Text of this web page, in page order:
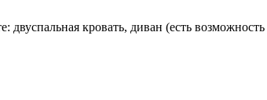
кровать, диван (есть